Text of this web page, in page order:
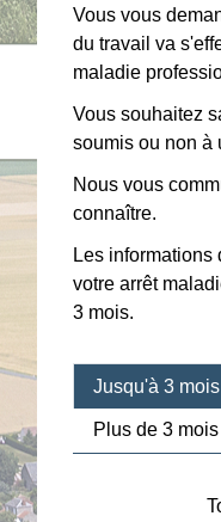
Vous vous
du travail va
maladie
Vous souhaitez
soumis ou non à
Nous vous
connaître.
Les informations
votre arrêt
3 mois.
Jusqu'à 3 mois
Plus de 3 mois